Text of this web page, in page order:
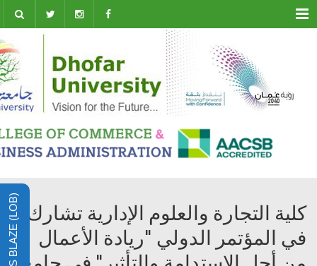
Menu
كلية التجارة والعلوم الإدارية تشارك
في المؤتمر الدولي "ريادة الأعمال